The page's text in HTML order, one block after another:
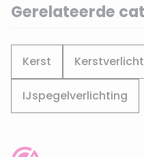
Gerelateerde
Kerst
IJspegelverlichting